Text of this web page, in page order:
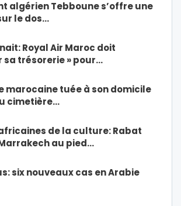
algérien Tebboune s’offre une
le dos…
Royal Air Maroc doit
sa trésorerie » pour…
marocaine tuée à son domicile
cimetière…
de la culture: Rabat
au pied…
six nouveaux cas en Arabie